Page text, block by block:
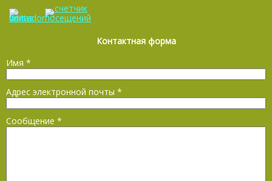
Контактная форма
Имя *
Адрес электронной почты *
Сообщение *